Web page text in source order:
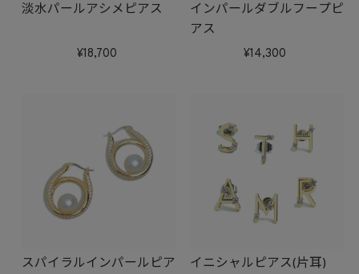
淡水パールアシメピアス
18,700
インパールダブルフープピ
アス
14,300
スパイラルインパールピア
イニシャルピアス(片耳)